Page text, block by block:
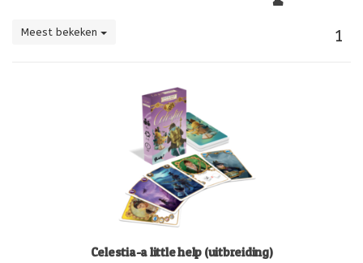
Meest bekeken 1
Celestia-a little help (uitbreiding)